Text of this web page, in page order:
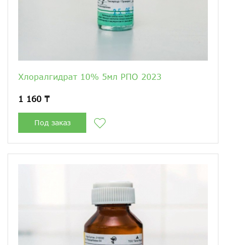
Хлоралгидрат 10% 5мл РПО 2023
1 160 ₸
Под заказ